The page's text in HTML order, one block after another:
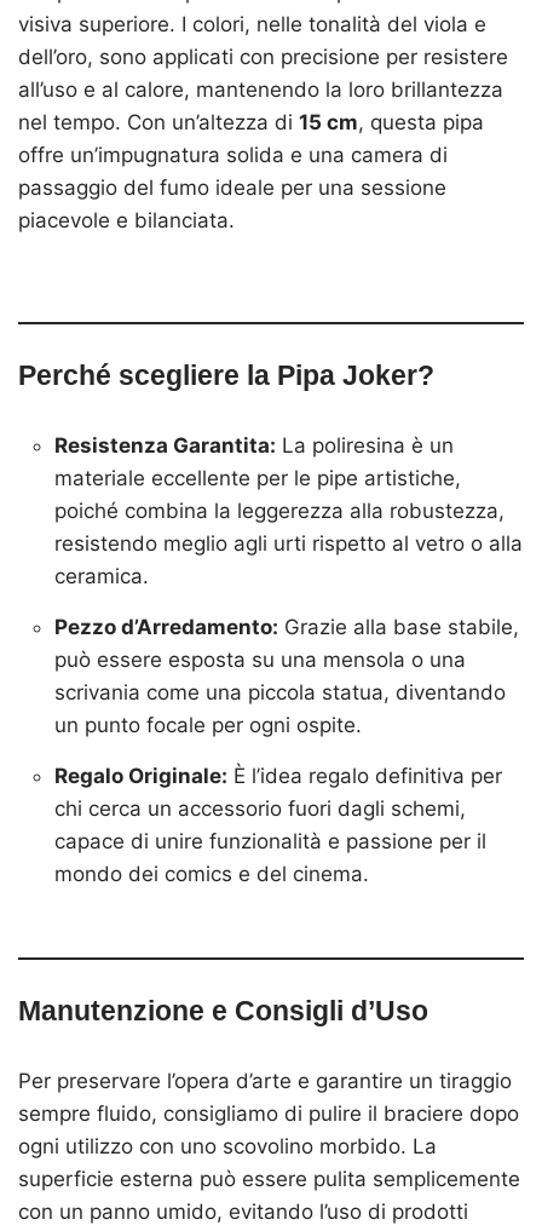
visiva superiore. I colori, nelle tonalità del viola e
dell’oro, sono applicati con precisione per resistere
all’uso e al calore, mantenendo la loro brillantezza
nel tempo. Con un’altezza di 15 cm, questa pipa
offre un’impugnatura solida e una camera di
passaggio del fumo ideale per una sessione
piacevole e bilanciata.
Perché scegliere la Pipa Joker?
Resistenza Garantita: La poliresina è un
materiale eccellente per le pipe artistiche,
poiché combina la leggerezza alla robustezza,
resistendo meglio agli urti rispetto al vetro o alla
ceramica.
Pezzo d’Arredamento: Grazie alla base stabile,
può essere esposta su una mensola o una
scrivania come una piccola statua, diventando
un punto focale per ogni ospite.
Regalo Originale: È l’idea regalo definitiva per
chi cerca un accessorio fuori dagli schemi,
capace di unire funzionalità e passione per il
mondo dei comics e del cinema.
Manutenzione e Consigli d’Uso
Per preservare l’opera d’arte e garantire un tiraggio
sempre fluido, consigliamo di pulire il braciere dopo
ogni utilizzo con uno scovolino morbido. La
superficie esterna può essere pulita semplicemente
con un panno umido, evitando l’uso di prodotti